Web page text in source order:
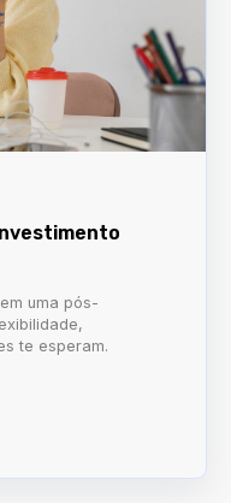
uma pós-
te esperam.